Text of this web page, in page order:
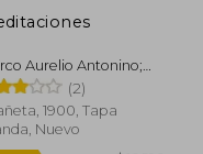
Aurelio Antonino;
Aurelio(2)
1900, Tapa
Nuevo